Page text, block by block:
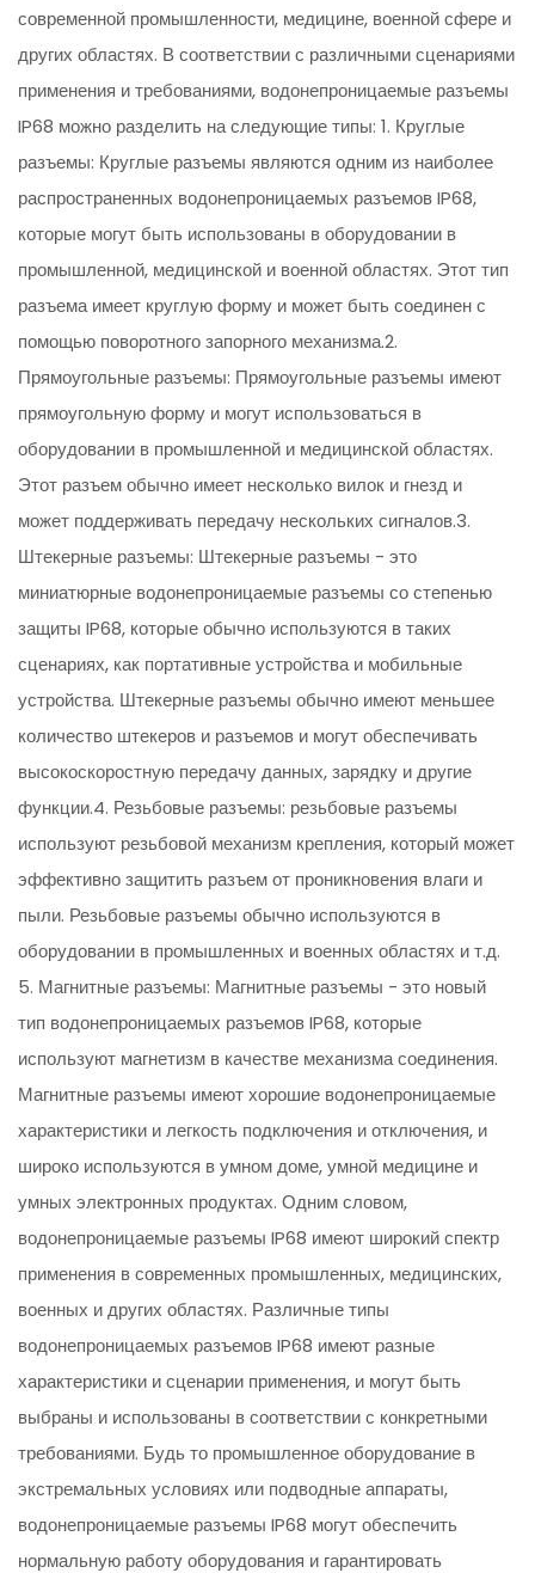
современной промышленности, медицине, военной сфере и
других областях. В соответствии с различными сценариями
применения и требованиями, водонепроницаемые разъемы
IP68 можно разделить на следующие типы: 1. Круглые
разъемы: Круглые разъемы являются одним из наиболее
распространенных водонепроницаемых разъемов IP68,
которые могут быть использованы в оборудовании в
промышленной, медицинской и военной областях. Этот тип
разъема имеет круглую форму и может быть соединен с
помощью поворотного запорного механизма.2.
Прямоугольные разъемы: Прямоугольные разъемы имеют
прямоугольную форму и могут использоваться в
оборудовании в промышленной и медицинской областях.
Этот разъем обычно имеет несколько вилок и гнезд и
может поддерживать передачу нескольких сигналов.3.
Штекерные разъемы: Штекерные разъемы - это
миниатюрные водонепроницаемые разъемы со степенью
защиты IP68, которые обычно используются в таких
сценариях, как портативные устройства и мобильные
устройства. Штекерные разъемы обычно имеют меньшее
количество штекеров и разъемов и могут обеспечивать
высокоскоростную передачу данных, зарядку и другие
функции.4. Резьбовые разъемы: резьбовые разъемы
используют резьбовой механизм крепления, который может
эффективно защитить разъем от проникновения влаги и
пыли. Резьбовые разъемы обычно используются в
оборудовании в промышленных и военных областях и т.д.
5. Магнитные разъемы: Магнитные разъемы - это новый
тип водонепроницаемых разъемов IP68, которые
используют магнетизм в качестве механизма соединения.
Магнитные разъемы имеют хорошие водонепроницаемые
характеристики и легкость подключения и отключения, и
широко используются в умном доме, умной медицине и
умных электронных продуктах. Одним словом,
водонепроницаемые разъемы IP68 имеют широкий спектр
применения в современных промышленных, медицинских,
военных и других областях. Различные типы
водонепроницаемых разъемов IP68 имеют разные
характеристики и сценарии применения, и могут быть
выбраны и использованы в соответствии с конкретными
требованиями. Будь то промышленное оборудование в
экстремальных условиях или подводные аппараты,
водонепроницаемые разъемы IP68 могут обеспечить
нормальную работу оборудования и гарантировать